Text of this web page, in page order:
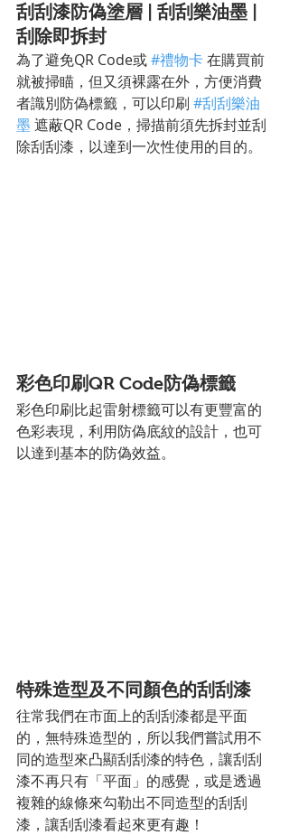
刮刮漆防偽塗層 | 刮刮樂油墨 |
刮除即拆封
為了避免QR Code或 #禮物卡 在購買前
就被掃瞄，但又須裸露在外，方便消費
者識別防偽標籤，可以印刷 #刮刮樂油
墨 遮蔽QR Code，掃描前須先拆封並刮
除刮刮漆，以達到一次性使用的目的。
彩色印刷QR Code防偽標籤
彩色印刷比起雷射標籤可以有更豐富的
色彩表現，利用防偽底紋的設計，也可
以達到基本的防偽效益。
特殊造型及不同顏色的刮刮漆
往常我們在市面上的刮刮漆都是平面
的，無特殊造型的，所以我們嘗試用不
同的造型來凸顯刮刮漆的特色，讓刮刮
漆不再只有「平面」的感覺，或是透過
複雜的線條來勾勒出不同造型的刮刮
漆，讓刮刮漆看起來更有趣！